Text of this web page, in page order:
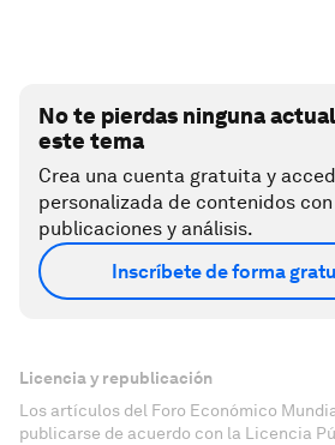
No te pierdas ninguna
este tema
Crea una cuenta gratuita y
personalizada de contenidos
publicaciones y análisis.
Inscríbete de forma
Licencia y republicación
Los artículos del Foro Económico
publicarse de acuerdo con la Licencia